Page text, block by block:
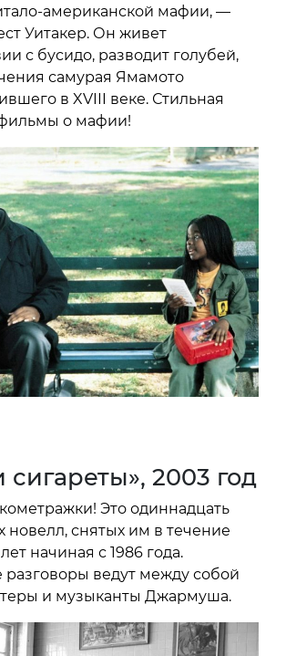
американской мафии, —
Уитакер. Он живет
с бусидо, разводит голубей,
самурая Ямамото
в XVIII веке. Стильная
о мафии!
сигареты», 2003 год
Это одиннадцать
новелл, снятых им в течение
начиная с 1986 года.
ведут между собой
и музыканты Джармуша.